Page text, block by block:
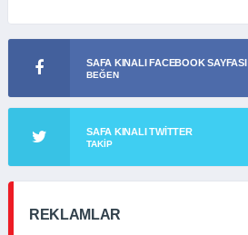
SAFA KINALI FACEBOOK SAYFASI
BEĞEN
SAFA KINALI TWITTER
TAKIP
REKLAMLAR